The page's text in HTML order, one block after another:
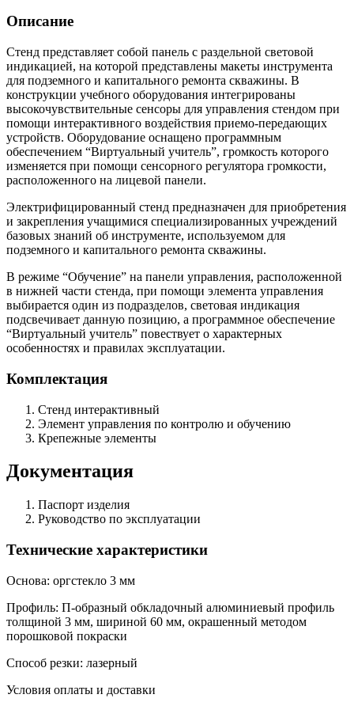
Описание
Стенд представляет собой панель с раздельной световой
индикацией, на которой представлены макеты инструмента
для подземного и капитального ремонта скважины. В
конструкции учебного оборудования интегрированы
высокочувствительные сенсоры для управления стендом при
помощи интерактивного воздействия приемо-передающих
устройств. Оборудование оснащено программным
обеспечением “Виртуальный учитель”, громкость которого
изменяется при помощи сенсорного регулятора громкости,
расположенного на лицевой панели.
Электрифицированный стенд предназначен для приобретения
и закрепления учащимися специализированных учреждений
базовых знаний об инструменте, используемом для
подземного и капитального ремонта скважины.
В режиме “Обучение” на панели управления, расположенной
в нижней части стенда, при помощи элемента управления
выбирается один из подразделов, световая индикация
подсвечивает данную позицию, а программное обеспечение
“Виртуальный учитель” повествует о характерных
особенностях и правилах эксплуатации.
Комплектация
Стенд интерактивный
Элемент управления по контролю и обучению
Крепежные элементы
Документация
Паспорт изделия
Руководство по эксплуатации
Технические характеристики
Основа: оргстекло 3 мм
Профиль: П-образный обкладочный алюминиевый профиль
толщиной 3 мм, шириной 60 мм, окрашенный методом
порошковой покраски
Способ резки: лазерный
Условия оплаты и доставки